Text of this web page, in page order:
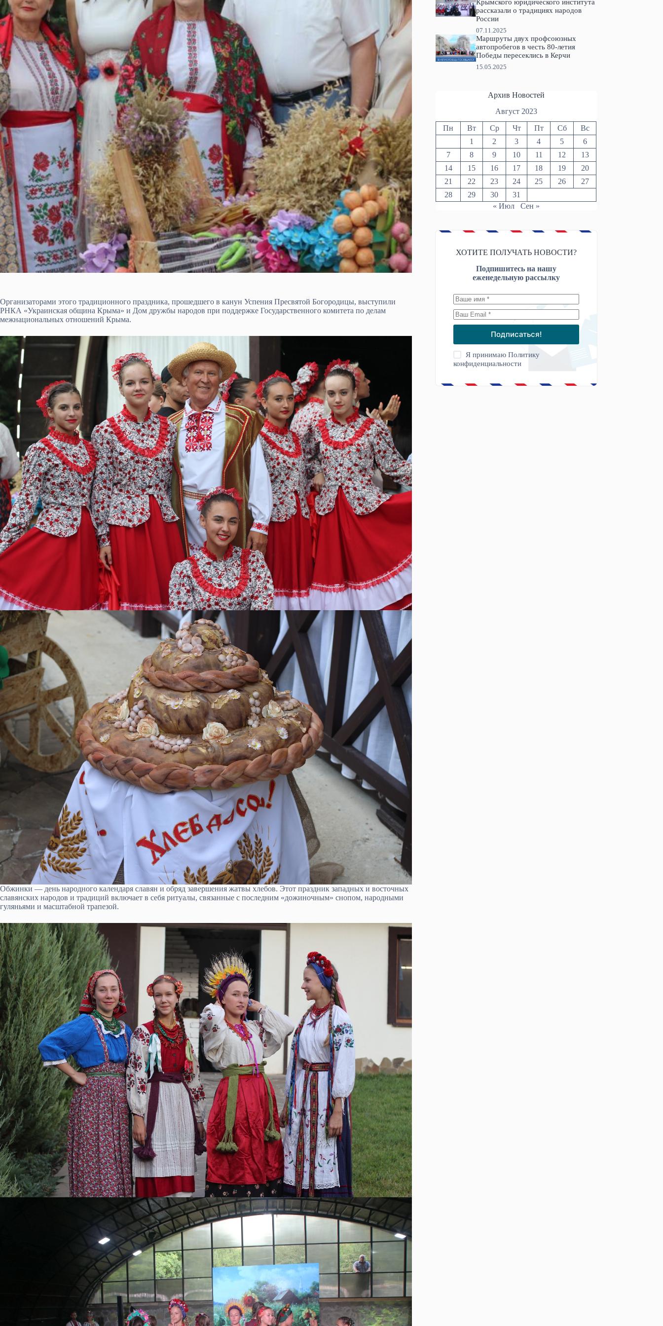
Организаторами этого традиционного праздника, прошедшего в канун Успения Пресвятой Богородицы, выступили
РНКА «Украинская община Крыма» и Дом дружбы народов при поддержке Государственного комитета по делам
межнациональных отношений Крыма.
Обжинки — день народного календаря славян и обряд завершения жатвы хлебов. Этот праздник западных и восточных
славянских народов и традиций включает в себя ритуалы, связанные с последним «дожиночным» снопом, народными
гуляньями и масштабной трапезой.
Крымского юридического института
рассказали о традициях народов
России
07.11.2025
Маршруты двух профсоюзных
автопробегов в честь 80-летия
Победы пересеклись в Керчи
15.05.2025
Архив Новостей
Август 2023
Пн Вт Ср Чт Пт Сб
Вс
1
2 3 4 5
6
7
8 9 10 11 12
13
14
15 16 17 18 19
20
21
22 23 24 25 26
27
28
29 30
31
« Июл
Сен »
ХОТИТЕ ПОЛУЧАТЬ НОВОСТИ?
Подпишитесь на нашу
еженедельную рассылку
Подписаться!
Я принимаюПолитику
конфиденциальности